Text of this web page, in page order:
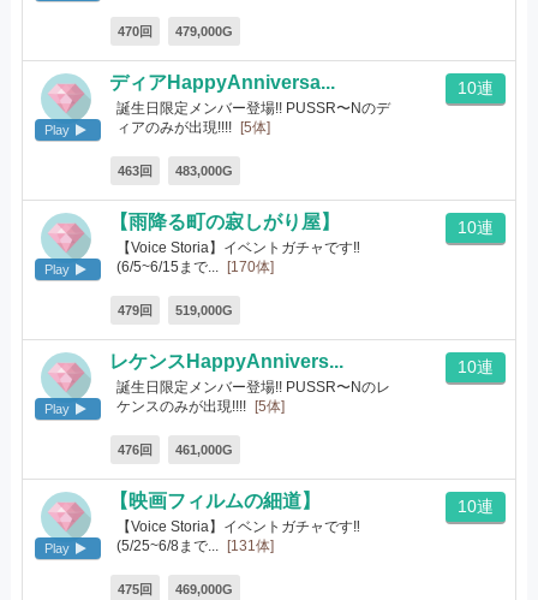
470回 479,000G
Play
ディアHappyAnniversa...
誕生日限定メンバー登場!! PUSSR〜Nのデ
ィアのみが出現!!!!
[5体]
463回 483,000G
10連
Play
【雨降る町の寂しがり屋】
【Voice Storia】イベントガチャです‼
(6/5~6/15まで...
[170体]
479回 519,000G
10連
Play
レケンスHappyAnnivers...
誕生日限定メンバー登場!! PUSSR〜Nのレ
ケンスのみが出現!!!!
[5体]
476回 461,000G
10連
Play
【映画フィルムの細道】
【Voice Storia】イベントガチャです‼
(5/25~6/8まで...
[131体]
475回 469,000G
10連